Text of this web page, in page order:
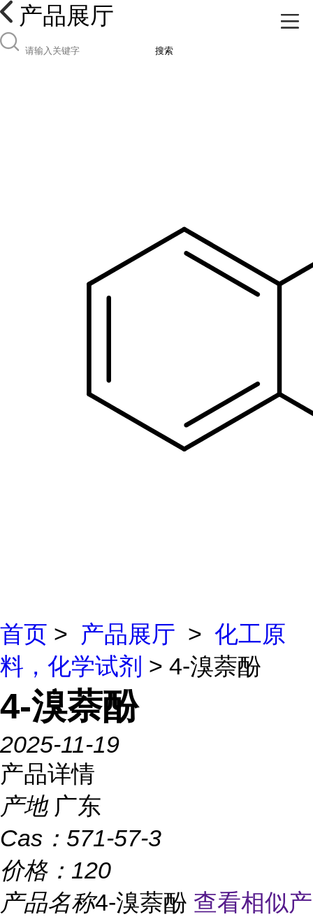
产品展厅
搜索
首页 > 产品展厅 > 化工原
料，化学试剂 > 4-溴萘酚
4-溴萘酚
2025-11-19
产品详情
产地 广东
Cas： 571-57-3
价格： 120
产品名称4-溴萘酚 查看相似产